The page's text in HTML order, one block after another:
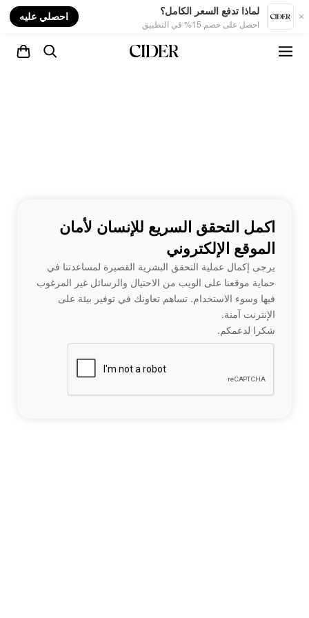
لماذا تدفع السعر الكامل؟
احصل على خصم 15% في التطبيق
احصلي عليه
اكمل التحقق السريع للإنسان لأمان
الموقع الإلكتروني
يرجى إكمال عملية التحقق البشرية القصيرة لمساعدتنا في
حماية موقعنا على الويب من الاحتيال والرسائل غير المرغوب
فيها وسوء الاستخدام. تساهم تعاونك في توفير بيئة على
الإنترنت آمنة.
شكرا لدعمكم.